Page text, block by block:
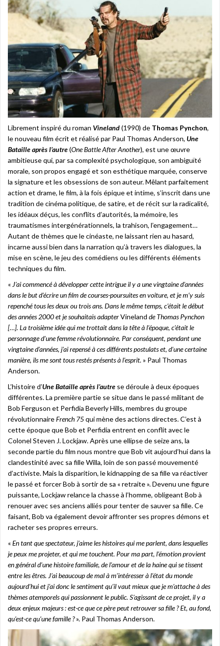
Librement inspiré du roman Vineland(1990) de Thomas Pynchon,
le nouveau film écrit et réalisé par Paul Thomas Anderson, Une
Bataille après l’autre(One Battle After Another), est une œuvre
ambitieuse qui, par sa complexité psychologique, son ambiguïté
morale, son propos engagé et son esthétique marquée, conserve
la signature et les obsessions de son auteur. Mêlant parfaitement
action et drame, le film, à la fois épique et intime, s’inscrit dans une
tradition de cinéma politique, de satire, et de récit sur la radicalité,
les idéaux déçus, les conflits d’autorités, la mémoire, les
traumatismes intergénérationnels, la trahison, l’engagement…
Autant de thèmes que le cinéaste, ne laissant rien au hasard,
incarne aussi bien dans la narration qu’à travers les dialogues, la
mise en scène, le jeu des comédiens ou les différents éléments
techniques du film.
« J’ai commencé à développer cette intrigue il y a une vingtaine d’années
dans le but d’écrire un film de courses-poursuites en voiture, et je m’y suis
repenché tous les deux ou trois ans. Dans le même temps, c’était le début
des années 2000 et je souhaitais adapterVineland de Thomas Pynchon
[…]. La troisième idée qui me trottait dans la tête à l’époque, c’était le
personnage d’une femme révolutionnaire. Par conséquent, pendant une
vingtaine d’années, j’ai repensé à ces différents postulats et, d’une certaine
manière, ils me sont tous restés présents à l’esprit. » Paul Thomas
Anderson.
L’histoire d’Une Bataille après l’autre se déroule à deux époques
différentes. La première partie se situe dans le passé militant de
Bob Ferguson et Perfidia Beverly Hills, membres du groupe
révolutionnaireFrench 75qui mène des actions directes. C’est à
cette époque que Bob et Perfidia entrent en conflit avec le
Colonel Steven J. Lockjaw. Après une ellipse de seize ans, la
seconde partie du film nous montre que Bob vit aujourd’hui dans la
clandestinité avec sa fille Willa, loin de son passé mouvementé
d’activiste. Mais la disparition, le kidnapping de sa fille va réactiver
le passé et forcer Bob à sortir de sa « retraite ». Devenu une figure
puissante, Lockjaw relance la chasse à l’homme, obligeant Bob à
renouer avec ses anciens alliés pour tenter de sauver sa fille. Ce
faisant, Bob va également devoir affronter ses propres démons et
racheter ses propres erreurs.
«En tant que spectateur, j’aime les histoires qui me parlent, dans lesquelles
je peux me projeter, et qui me touchent. Pour ma part, l’émotion provient
en général d’une histoire familiale, de l’amour et de la haine qui se tissent
entre les êtres. J’ai beaucoup de mal à m’intéresser à l’état du monde
aujourd’hui et j’ai donc le sentiment qu’il vaut mieux que je m’attache à des
thèmes atemporels qui passionnent le public. S’agissant de ce projet, il y a
deux enjeux majeurs : est-ce que ce père peut retrouver sa fille ? Et, au fond,
qu’est-ce qu’une famille ?». Paul Thomas Anderson.